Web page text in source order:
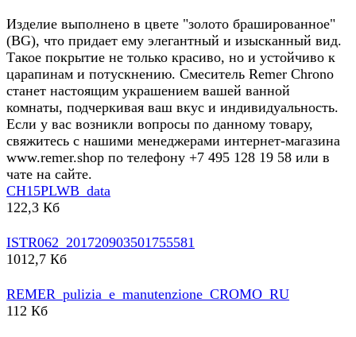
Изделие выполнено в цвете "золото брашированное"
(BG), что придает ему элегантный и изысканный вид.
Такое покрытие не только красиво, но и устойчиво к
царапинам и потускнению. Смеситель Remer Chrono
станет настоящим украшением вашей ванной
комнаты, подчеркивая ваш вкус и индивидуальность.
Если у вас возникли вопросы по данному товару,
свяжитесь с нашими менеджерами интернет-магазина
www.remer.shop по телефону +7 495 128 19 58 или в
чате на сайте.
CH15PLWB_data
122,3 Кб
ISTR062_201720903501755581
1012,7 Кб
REMER_pulizia_e_manutenzione_CROMO_RU
112 Кб